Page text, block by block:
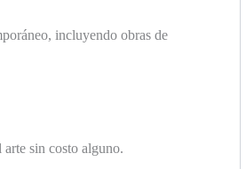
incluyendo obras de
sin costo alguno.